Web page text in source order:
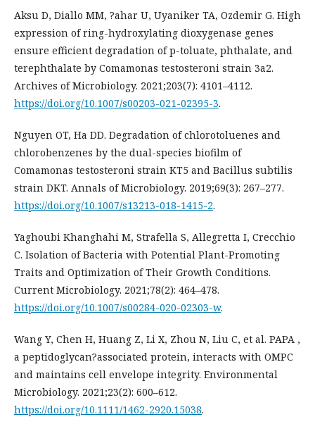
Aksu D, Diallo MM, ?ahar U, Uyaniker TA, Ozdemir G. High
expression of ring-hydroxylating dioxygenase genes
ensure efficient degradation of p-toluate, phthalate, and
terephthalate by Comamonas testosteroni strain 3a2.
Archives of Microbiology. 2021;203(7): 4101–4112.
https://doi.org/10.1007/s00203-021-02395-3.
Nguyen OT, Ha DD. Degradation of chlorotoluenes and
chlorobenzenes by the dual-species biofilm of
Comamonas testosteroni strain KT5 and Bacillus subtilis
strain DKT. Annals of Microbiology. 2019;69(3): 267–277.
https://doi.org/10.1007/s13213-018-1415-2.
Yaghoubi Khanghahi M, Strafella S, Allegretta I, Crecchio
C. Isolation of Bacteria with Potential Plant-Promoting
Traits and Optimization of Their Growth Conditions.
Current Microbiology. 2021;78(2): 464–478.
https://doi.org/10.1007/s00284-020-02303-w.
Wang Y, Chen H, Huang Z, Li X, Zhou N, Liu C, et al. PAPA ,
a peptidoglycan?associated protein, interacts with OMPC
and maintains cell envelope integrity. Environmental
Microbiology. 2021;23(2): 600–612.
https://doi.org/10.1111/1462-2920.15038.